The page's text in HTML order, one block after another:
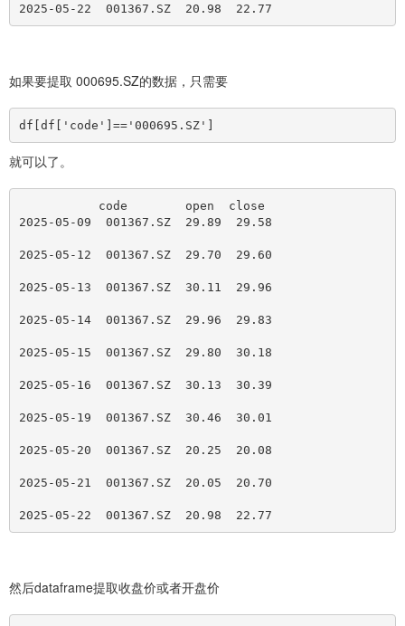
2025-05-22  001367.SZ  20.98  22.77
如果要提取 000695.SZ的数据，只需要
df [df [ 'code']=='000695.SZ']
就可以了。
           code        open  close
2025-05-09  001367.SZ  29.89  29.58
2025-05-12  001367.SZ  29.70  29.60
2025-05-13  001367.SZ  30.11  29.96
2025-05-14  001367.SZ  29.96  29.83
2025-05-15  001367.SZ  29.80  30.18
2025-05-16  001367.SZ  30.13  30.39
2025-05-19  001367.SZ  30.46  30.01
2025-05-20  001367.SZ  20.25  20.08
2025-05-21  001367.SZ  20.05  20.70
2025-05-22  001367.SZ  20.98  22.77
然后dataframe提取收盘价或者开盘价